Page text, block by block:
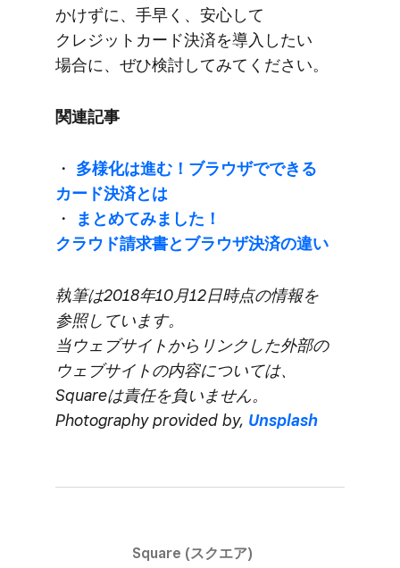
かけずに、​手早く、​安心して​
クレジットカード決済を​導入したい​
場合に、​ぜひ検討してみてください。
関連記事
・ 多様化は​進む！​ブラウザで​できる​
カード決済とは
・
まとめてみました！​
クラウド請求書と​ブラウザ決済の​違い
執筆は​2018年10月12日時点の​情報を​
参照しています。​
当ウェブサイトから​リンクした​外部の​
ウェブサイトの​内容に​ついては、​
Squareは​責任を​負いません。​
Photography provided by, Unsplash
Square (スクエア)